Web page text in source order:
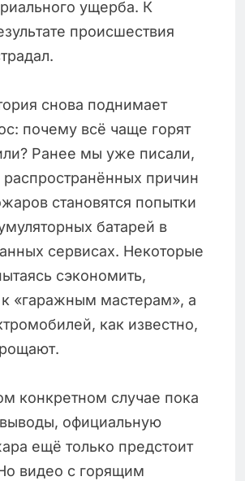
ущерба. К
происшествия
снова поднимает
почему всё чаще горят
Ранее мы уже писали,
распространённых причин
становятся попытки
батарей в
сервисах. Некоторые
сэкономить,
«гаражным мастерам», а
как известно,
конкретном случае пока
официальную
ещё только предстоит
видео с горящим